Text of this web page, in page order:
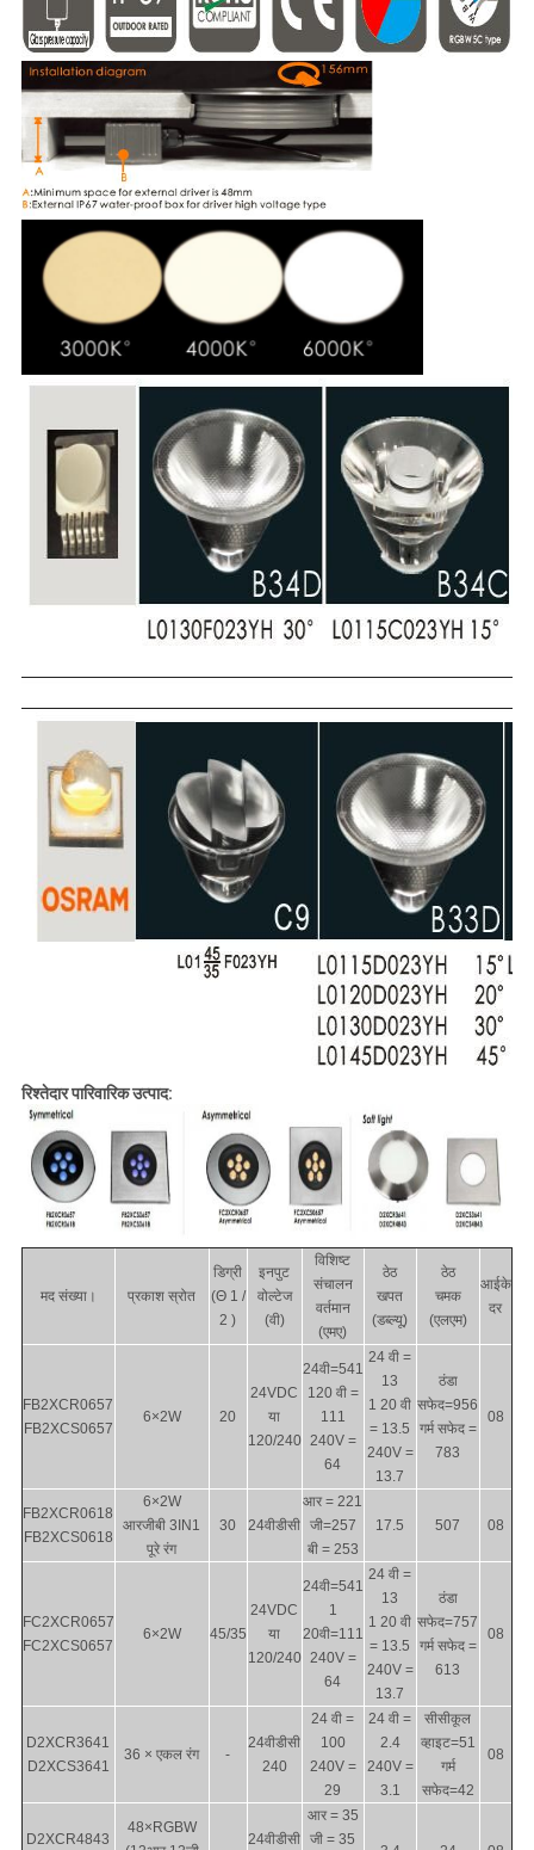
रिश्तेदार पारिवारिक उत्पाद:
मद संख्या। प्रकाश स्रोत
डिग्री
(Θ 1 /
2 )
इनपुट
वोल्टेज
(वी)
विशिष्ट
संचालन
वर्तमान
(एमए)
ठेठ
खपत
(डब्ल्यू)
ठेठ
चमक
(एलएम)
आईके
दर
FB2XCR0657
FB2XCS0657
6×2W 20
24VDC
या
120/240
24वी=541
120 वी =
111
240V =
64
24 वी =
13
1 20 वी
= 13.5
240V =
13.7
ठंडा
सफेद=956
गर्म सफेद =
783
08
FB2XCR0618
FB2XCS0618
6×2W
आरजीबी 3IN1
पूरे रंग
30 24वीडीसी
आर = 221
जी=257
बी = 253
17.5 507 08
FC2XCR0657
FC2XCS0657
6×2W 45/35
24VDC
या
120/240
24वी=541
1
20वी=111
240V =
64
24 वी =
13
1 20 वी
= 13.5
240V =
13.7
ठंडा
सफेद=757
गर्म सफेद =
613
08
D2XCR3641
D2XCS3641
36 × एकल रंग -
24वीडीसी
240
24 वी =
100
240V =
29
24 वी =
2.4
240V =
3.1
सीसीकूल
व्हाइट=51
गर्म
सफेद=42
08
D2XCR4843
48×RGBW
24वीडीसी
आर = 35
जी = 35